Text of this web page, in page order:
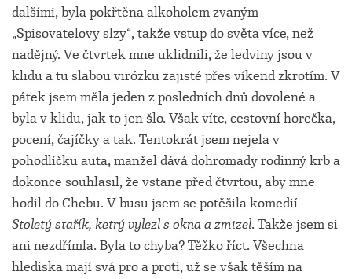
dalšími, byla pokřtěna alkoholem zvaným
„Spisovatelovy slzy“, takže vstup do světa více, než
nadějný. Ve čtvrtek mne uklidnili, že ledviny jsou v
klidu a tu slabou virózku zajisté přes víkend zkrotím. V
pátek jsem měla jeden z posledních dnů dovolené a
byla v klidu, jak to jen šlo. Však víte, cestovní horečka,
pocení, čajíčky a tak. Tentokrát jsem nejela v
pohodlíčku auta, manžel dává dohromady rodinný krb a
dokonce souhlasil, že vstane před čtvrtou, aby mne
hodil do Chebu. V busu jsem se potěšila komedií
Stoletý stařík, ketrý vylezl s okna a zmizel. Takže jsem si
ani nezdřímla. Byla to chyba? Těžko říct. Všechna
hlediska mají svá pro a proti, už se však těším na